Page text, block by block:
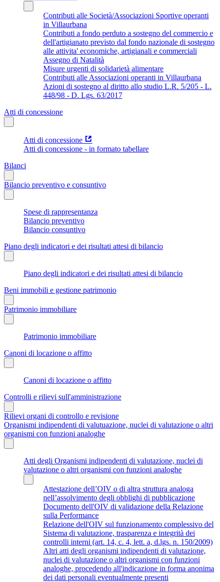
Contributi alle Società/Associazioni Sportive operanti
in Villaurbana
Contributi a fondo perduto a sostegno del commercio e
dell'artigianato previsto dal fondo nazionale di sostegno
alle attivita' economiche, artigianali e commerciali
Assegno di Natalità
Misure urgenti di solidarietà alimentare
Contributi alle Associazioni operanti in Villaurbana
Azioni di sostegno al diritto allo studio L.R. 5/205 - L.
448/98 - D. Lgs. 63/2017
Atti di concessione
Atti di concessione
Atti di concessione - in formato tabellare
Bilanci
Bilancio preventivo e consuntivo
Spese di rappresentanza
Bilancio preventivo
Bilancio consuntivo
Piano degli indicatori e dei risultati attesi di bilancio
Piano degli indicatori e dei risultati attesi di bilancio
Beni immobili e gestione patrimonio
Patrimonio immobiliare
Patrimonio immobiliare
Canoni di locazione o affitto
Canoni di locazione o affitto
Controlli e rilievi sull'amministrazione
Rilievi organi di controllo e revisione
Organismi indipendenti di valutuazione, nuclei di valutazione o altri
organismi con funzioni analoghe
Atti degli Organismi indipendenti di valutazione, nuclei di
valutazione o altri organismi con funzioni analoghe
Attestazione dell’OIV o di altra struttura analoga
nell’assolvimento degli obblighi di pubblicazione
Documento dell'OIV di validazione della Relazione
sulla Performance
Relazione dell'OIV sul funzionamento complessivo del
Sistema di valutazione, trasparenza e integrità dei
controlli interni (art. 14, c. 4, lett. a, d.lgs. n. 150/2009)
Altri atti degli organismi indipendenti di valutazione,
nuclei di valutazione o altri organismi con funzioni
analoghe, procedendo all'indicazione in forma anonima
dei dati personali eventualmente presenti